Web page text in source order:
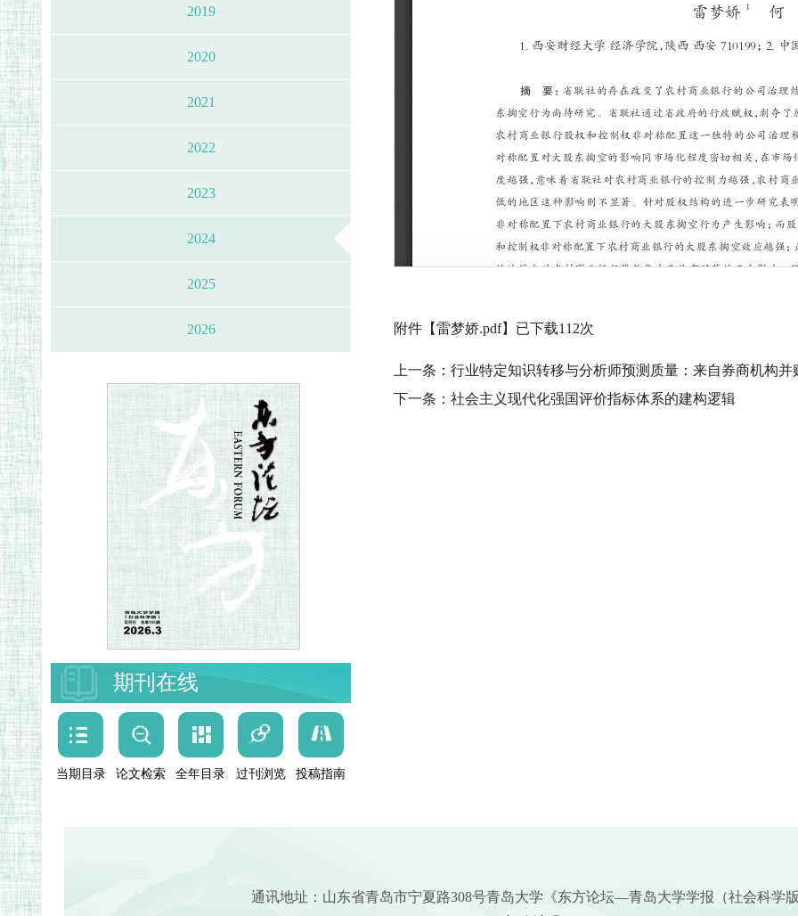
2019
2020
2021
2022
2023
2024
2025
2026
期刊在线
当期目录 论文检索 全年目录 过刊浏览 投稿指南
附件【雷梦娇.pdf】已下载112次
上一条： 行业特定知识转移与分析师预测质量：来自券商机构并
下一条： 社会主义现代化强国评价指标体系的建构逻辑
通讯地址：山东省青岛市宁夏路308号青岛大学《东方论坛—青岛大学学报（社会科学